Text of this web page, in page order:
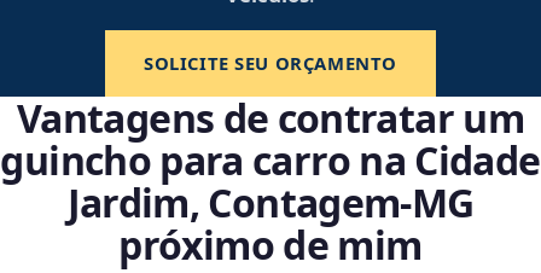
SOLICITE SEU ORÇAMENTO
Vantagens de contratar um
guincho para carro na Cidade
Jardim, Contagem‑MG
próximo de mim